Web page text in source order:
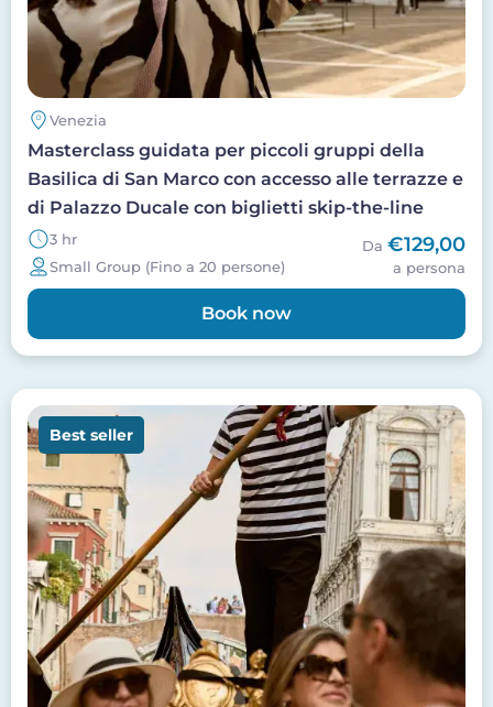
Venezia
Masterclass guidata per piccoli gruppi della
Basilica di San Marco con accesso alle terrazze e
di Palazzo Ducale con biglietti skip-the-line
3 hr
Small Group (Fino a 20 persone)
Da €129,00
a persona
Book now
Image
Best seller